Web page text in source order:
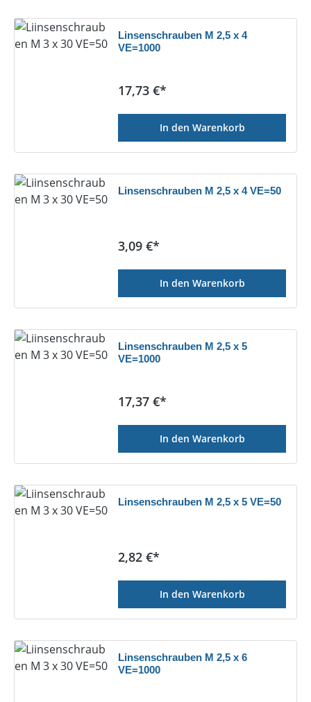
Linsenschrauben M 2,5 x 4
VE=1000
Regulärer Preis:
17,73 €*
In den Warenkorb
Linsenschrauben M 2,5 x 4 VE=50
Regulärer Preis:
3,09 €*
In den Warenkorb
Linsenschrauben M 2,5 x 5
VE=1000
Regulärer Preis:
17,37 €*
In den Warenkorb
Linsenschrauben M 2,5 x 5 VE=50
Regulärer Preis:
2,82 €*
In den Warenkorb
Linsenschrauben M 2,5 x 6
VE=1000